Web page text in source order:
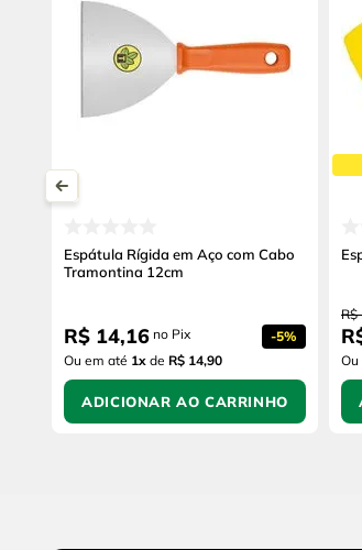
Espátula Rígida em Aço com Cabo
Tramontina 12cm
R$ 14,16 no Pix -5%
Ou em até 1x de R$ 14,90
ADICIONAR AO CARRINHO
R$
Ou